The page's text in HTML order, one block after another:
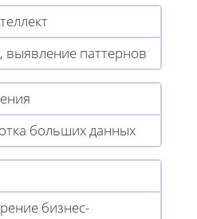
выявление паттернов
больших данных
бизнес-